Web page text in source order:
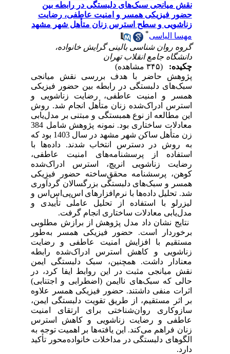
نقش میانجی سبک‌های دلبستگی در رابطه بین
حضور فیزیکی همسر و امنیت عاطفی، رضایت
زناشویی و سطح استرس زنان متأهل شهر مشهد
مهسا الیاسی
گروه روان شناسی بالینی گرایش خانواده،
دانشگاه جامع انقلاب تهران
چکیده:
پژوهش حاضر با هدف بررسی نقش میانجی
سبک‌های دلبستگی در رابطه بین حضور فیزیکی
همسر و امنیت عاطفی، رضایت زناشویی و
استرس ادراک‌شده زنان متأهل انجام شد.روش
این مطالعه از نوع همبستگی و مبتنی بر مدل‌یابی
معادلات ساختاری بود. نمونه پژوهش شامل 384
زن متأهل ساکن شهر مشهد در سال 1403 بود که
به روش در دسترس انتخاب شدند. داده‌ها با
استفاده از پرسشنامه‌های امنیت عاطفی،
رضایت زناشویی انریچ، استرس ادراک‌شده
کوهن، پرسشنامه محقق‌ساخته حضور فیزیکی
همسر و سبک‌های دلبستگی بزرگسالان گردآوری
شد. تحلیل داده‌ها با نرم‌افزارهای اس‌پی‌اس‌اس و
لیزرلو با استفاده از تحلیل عاملی تأییدی و
مدل‌یابی معادلات ساختاری انجام گرفت.
نتایج نشان داد مدل پژوهش از برازش مطلوبی
برخوردار است. حضور فیزیکی همسر به‌طور
مستقیم با افزایش امنیت عاطفی و رضایت
زناشویی و کاهش استرس ادراک‌شده رابطه
معنادار داشت. همچنین، سبک دلبستگی ایمن
نقش میانجی مثبت در این روابط ایفا کرد، در
حالی که سبک‌های ناایمن (اضطرابی و اجتنابی)
اثرات منفی داشتند.حضور فیزیکی همسر علاوه
بر اثر مستقیم، از طریق تقویت دلبستگی ایمن،
سازوکاری روان‌شناختی برای ارتقای امنیت
عاطفی و رضایت زناشویی و کاهش استرس
زنان فراهم می‌کند. این یافته‌ها بر اهمیت توجه به
الگوهای دلبستگی در مداخلات خانواده‌محور تأکید
دارد